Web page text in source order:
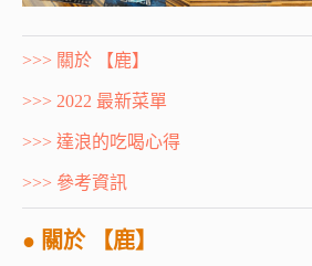
>>> 關於 【鹿】
>>> 2022 最新菜單
>>> 達浪的吃喝心得
>>> 參考資訊
● 關於 【鹿】